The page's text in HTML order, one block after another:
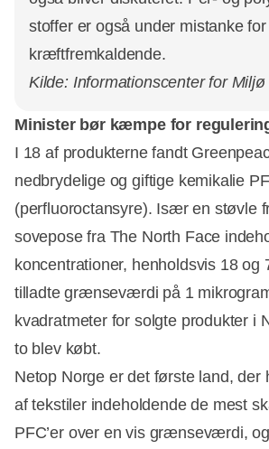
stoffer er også under mistanke
kræftfremkaldende.
Kilde: Informationscenter for
Minister bør kæmpe for
I 18 af produkterne fandt
nedbrydelige og giftige kemikalie
(perfluoroctansyre). Især en støvle
sovepose fra The North Face
koncentrationer, henholdsvis 18 og
tilladte grænseværdi på 1
kvadratmeter for solgte produkter i
to blev købt.
Netop Norge er det første land, der
af tekstiler indeholdende de mest
PFC’er over en vis grænseværdi,